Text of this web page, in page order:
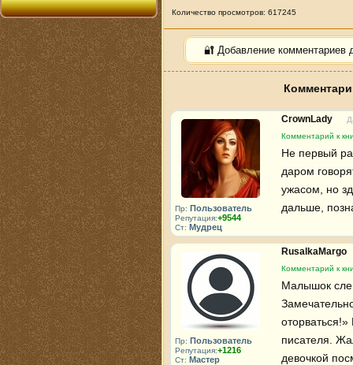
Количество просмотров: 617245
🔐 Добавление комментариев
Пр: Пользователь
Репутация:+9544
Ст: Мудрец
CrownLady
Комментарий к
Не первый
даром
ужасом, но
дальше,
Пр: Пользователь
Репутация:+1216
Ст: Мастер
RusalkaMargo
Комментарий к
Малышок
писателя.
девочкой